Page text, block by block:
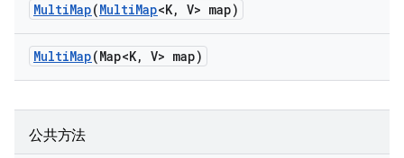
MultiMap(MultiMap<K, V> map)
MultiMap(Map<K, V> map)
公共方法